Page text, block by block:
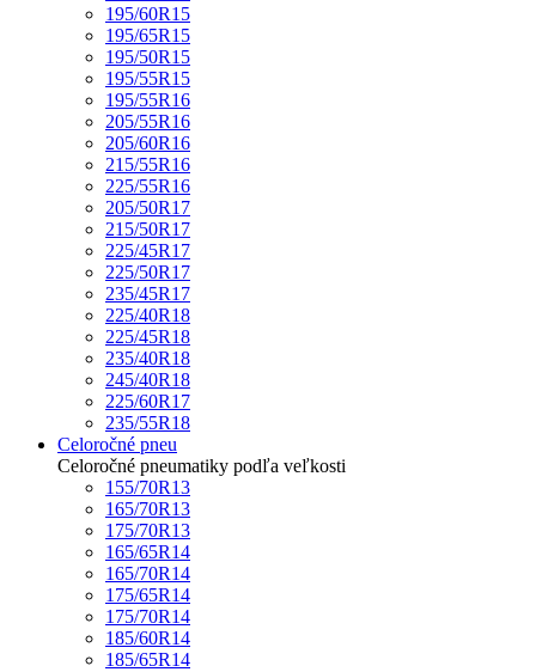
195/60R15
195/65R15
195/50R15
195/55R15
195/55R16
205/55R16
205/60R16
215/55R16
225/55R16
205/50R17
215/50R17
225/45R17
225/50R17
235/45R17
225/40R18
225/45R18
235/40R18
245/40R18
225/60R17
235/55R18
Celoročné pneu
Celoročné pneumatiky podľa veľkosti
155/70R13
165/70R13
175/70R13
165/65R14
165/70R14
175/65R14
175/70R14
185/60R14
185/65R14